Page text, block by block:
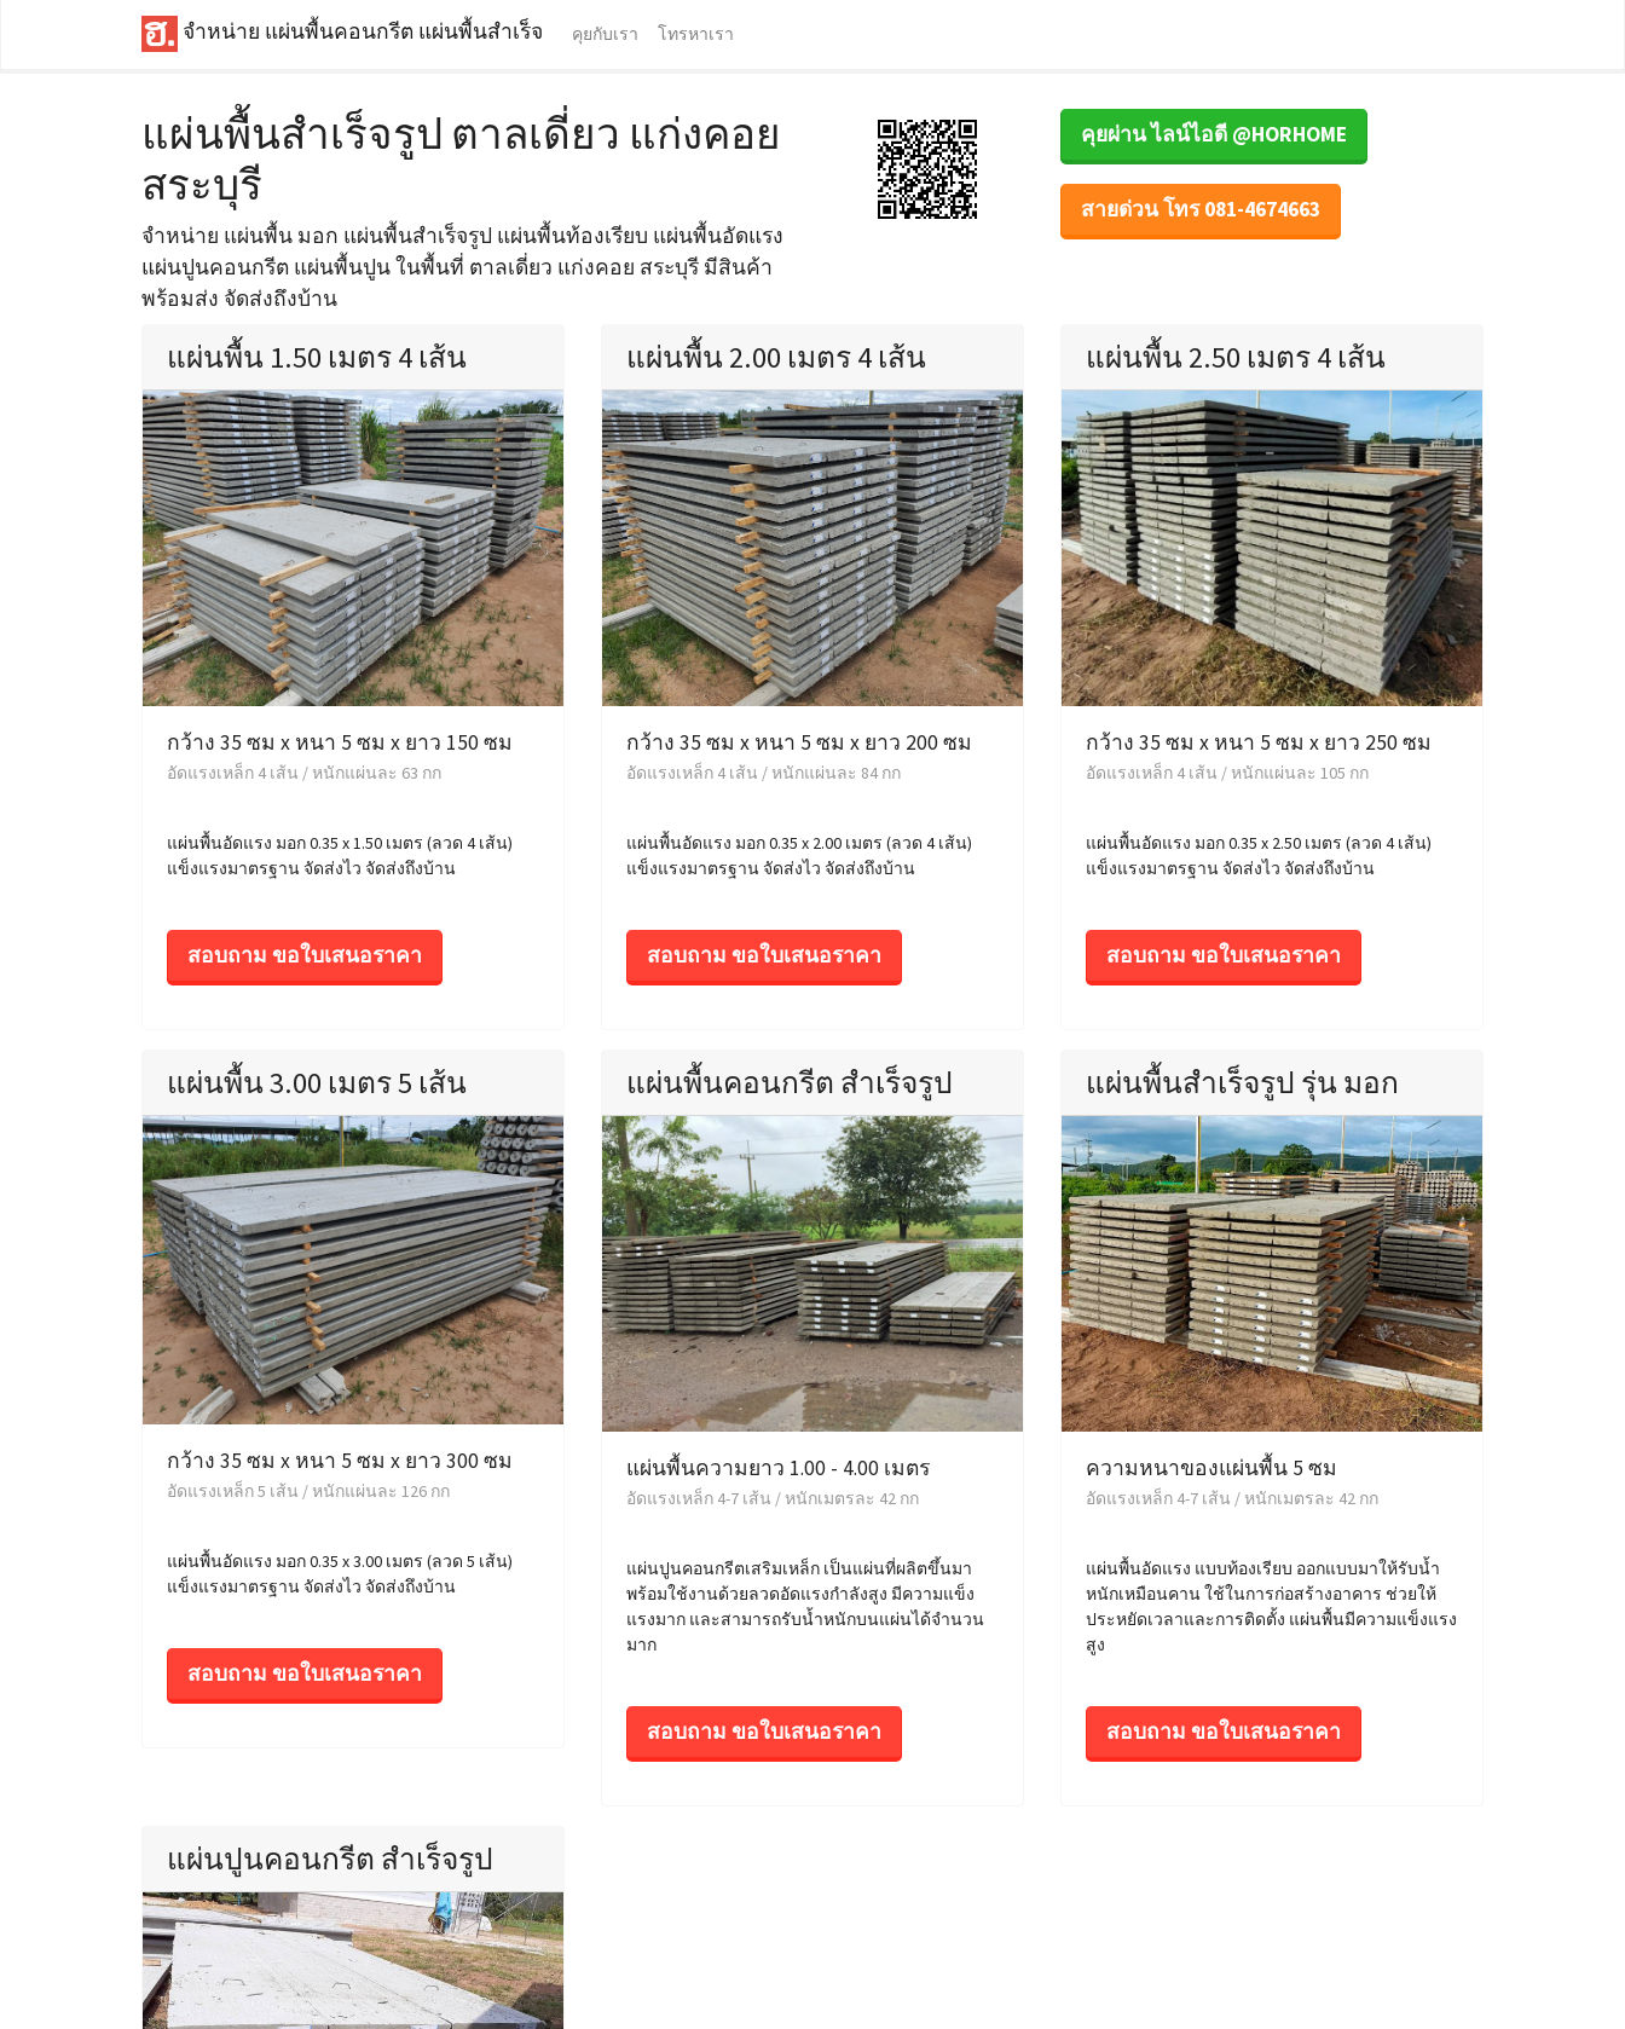
จำหน่าย แผ่นพื้นคอนกรีต แผ่นพื้นสำเร็จ คุยกับเรา โทรหาเรา
แผ่นพื้นสำเร็จรูป ตาลเดี่ยว แก่งคอย
สระบุรี
จำหน่าย แผ่นพื้น มอก แผ่นพื้นสำเร็จรูป แผ่นพื้นท้องเรียบ แผ่นพื้นอัดแรง
แผ่นปูนคอนกรีต แผ่นพื้นปูน ในพื้นที่ ตาลเดี่ยว แก่งคอย สระบุรี มีสินค้า
พร้อมส่ง จัดส่งถึงบ้าน
คุยผ่าน ไลน์ไอดี @HORHOME
สายด่วน โทร 081-4674663
แผ่นพื้น 1.50 เมตร 4 เส้น
กว้าง 35 ซม x หนา 5 ซม x ยาว 150 ซม
อัดแรงเหล็ก 4 เส้น / หนักแผ่นละ 63 กก
แผ่นพื้นอัดแรง มอก 0.35 x 1.50 เมตร (ลวด 4 เส้น)
แข็งแรงมาตรฐาน จัดส่งไว จัดส่งถึงบ้าน
สอบถาม ขอใบเสนอราคา
แผ่นพื้น 2.00 เมตร 4 เส้น
กว้าง 35 ซม x หนา 5 ซม x ยาว 200 ซม
อัดแรงเหล็ก 4 เส้น / หนักแผ่นละ 84 กก
แผ่นพื้นอัดแรง มอก 0.35 x 2.00 เมตร (ลวด 4 เส้น)
แข็งแรงมาตรฐาน จัดส่งไว จัดส่งถึงบ้าน
สอบถาม ขอใบเสนอราคา
แผ่นพื้น 2.50 เมตร 4 เส้น
กว้าง 35 ซม x หนา 5 ซม x ยาว 250 ซม
อัดแรงเหล็ก 4 เส้น / หนักแผ่นละ 105 กก
แผ่นพื้นอัดแรง มอก 0.35 x 2.50 เมตร (ลวด 4 เส้น)
แข็งแรงมาตรฐาน จัดส่งไว จัดส่งถึงบ้าน
สอบถาม ขอใบเสนอราคา
แผ่นพื้น 3.00 เมตร 5 เส้น
กว้าง 35 ซม x หนา 5 ซม x ยาว 300 ซม
อัดแรงเหล็ก 5 เส้น / หนักแผ่นละ 126 กก
แผ่นพื้นอัดแรง มอก 0.35 x 3.00 เมตร (ลวด 5 เส้น)
แข็งแรงมาตรฐาน จัดส่งไว จัดส่งถึงบ้าน
สอบถาม ขอใบเสนอราคา
แผ่นพื้นคอนกรีต สำเร็จรูป
แผ่นพื้นความยาว 1.00 - 4.00 เมตร
อัดแรงเหล็ก 4-7 เส้น / หนักเมตรละ 42 กก
แผ่นปูนคอนกรีตเสริมเหล็ก เป็นแผ่นที่ผลิตขึ้นมา
พร้อมใช้งานด้วยลวดอัดแรงกำลังสูง มีความแข็ง
แรงมาก และสามารถรับน้ำหนักบนแผ่นได้จำนวน
มาก
สอบถาม ขอใบเสนอราคา
แผ่นพื้นสำเร็จรูป รุ่น มอก
ความหนาของแผ่นพื้น 5 ซม
อัดแรงเหล็ก 4-7 เส้น / หนักเมตรละ 42 กก
แผ่นพื้นอัดแรง แบบท้องเรียบ ออกแบบมาให้รับน้ำ
หนักเหมือนคาน ใช้ในการก่อสร้างอาคาร ช่วยให้
ประหยัดเวลาและการติดตั้ง แผ่นพื้นมีความแข็งแรง
สูง
สอบถาม ขอใบเสนอราคา
แผ่นปูนคอนกรีต สำเร็จรูป